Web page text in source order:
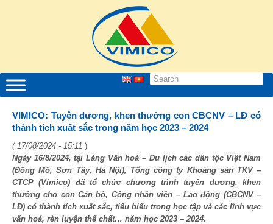
VIMICO: Tuyên dương, khen thưởng con CBCNV – LĐ có
thành tích xuất sắc trong năm học 2023 – 2024
( 17/08/2024 - 15:11 )
Ngày 16/8/2024, tại Làng Văn hoá – Du lịch các dân tộc Việt Nam
(Đồng Mô, Sơn Tây, Hà Nội), Tổng công ty Khoáng sản TKV –
CTCP (Vimico) đã tổ chức chương trình tuyên dương, khen
thưởng cho con Cán bộ, Công nhân viên – Lao động (CBCNV –
LĐ) có thành tích xuất sắc, tiêu biểu trong học tập và các lĩnh vực
văn hoá, rèn luyện thể chất… năm học 2023 – 2024.